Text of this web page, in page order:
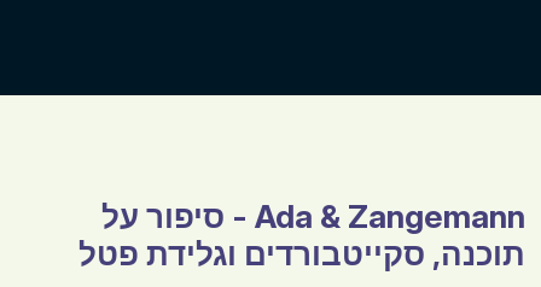
Ada & Zangemann - סיפור על
תוכנה, סקייטבורדים וגלידת פטל